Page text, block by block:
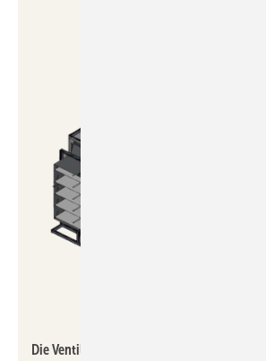
Die Ventilatoreneinheit des Windkanals